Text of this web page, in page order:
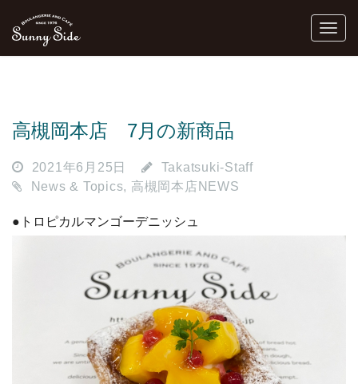
高槻岡本店 7月の新商品
2021年6月25日
Takatsuki-Staff
News & Topics, 高槻岡本店NEWS
●トロピカルマンゴーデニッシュ